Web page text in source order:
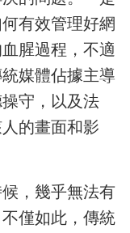
有效管理好網
腥過程，不適
媒體佔據主導
守，以及法
的畫面和影
，幾乎無法有
僅如此，傳統